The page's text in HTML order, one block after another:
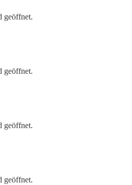
geöffnet.
geöffnet.
geöffnet.
geöffnet.